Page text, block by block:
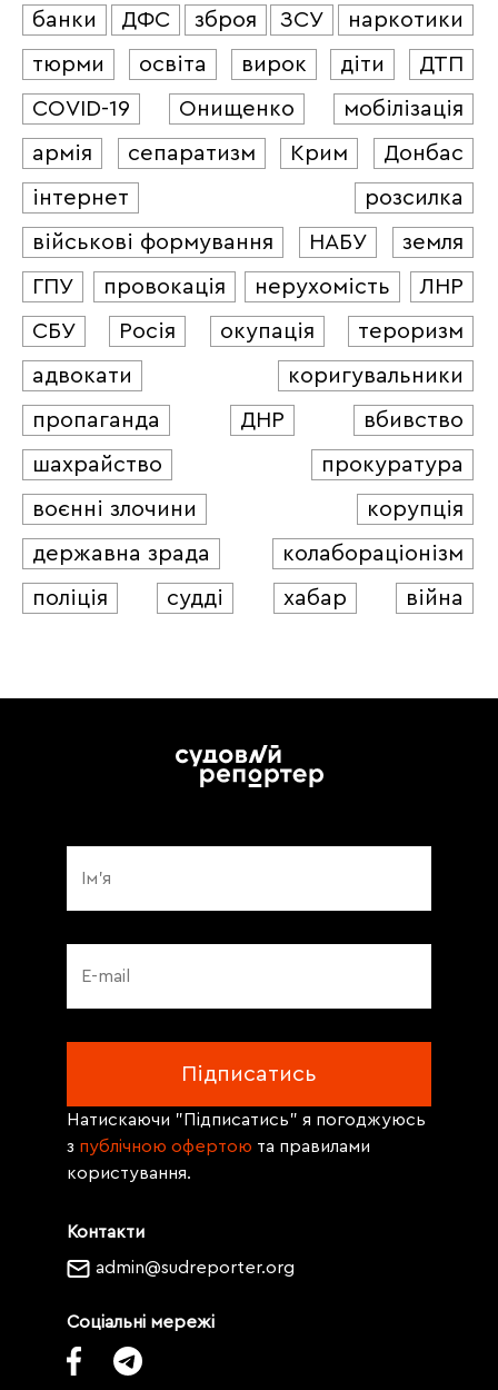
банки ДФС зброя ЗСУ
наркотики
тюрми
освіта вирок діти
ДТП
COVID-19
Онищенко
мобілізація
армія
сепаратизм Крим
Донбас
інтернет
розсилка
військові формування
НАБУ
земля
ГПУ
провокація нерухомість
ЛНР
СБУ
Росія окупація
тероризм
адвокати
коригувальники
пропаганда
ДНР
вбивство
шахрайство
прокуратура
воєнні злочини
корупція
державна зрада
колабораціонізм
поліція
судді хабар війна
Контакти
admin@sudreporter.org
Соціальні мережі
Натискаючи "Підписатись" я погоджуюсь
з публічною офертою та правилами
користування.